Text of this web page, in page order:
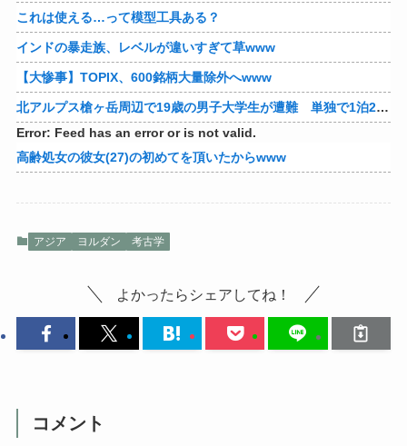
これは使える…って模型工具ある？
インドの暴走族、レベルが違いすぎて草www
【大惨事】TOPIX、600銘柄大量除外へwww
北アルプス槍ヶ岳周辺で19歳の男子大学生が遭難 単独で1泊2日の予定で入山も連絡取れず 警察が9日以降捜索予定
Error: Feed has an error or is not valid.
高齢処女の彼女(27)の初めてを頂いたからwww
アジア ヨルダン 考古学
よかったらシェアしてね！
コメント